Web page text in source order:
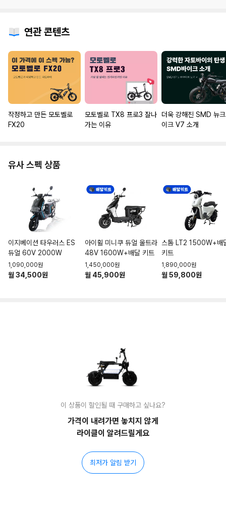
연관 콘텐츠
작정하고 만든 모토벨로
FX20
모토벨로 TX8 프로3 잘나
가는 이유
더욱 강해진 SMD 뉴
이크 V7 소개
유사 스펙 상품
이지베이션 타우러스 ES
듀얼 60V 2000W
1,090,000원
월 34,500원
아이휠 미니쿠 듀얼 울트라
48V 1600W+배달 키트
1,450,000원
월 45,900원
스톰 LT2 1500W+배
키트
1,890,000원
월 59,800원
이 상품이 할인될 때 구매하고 싶나요?
가격이 내려가면 놓치지 않게
라이클이 알려드릴게요
최저가 알림 받기